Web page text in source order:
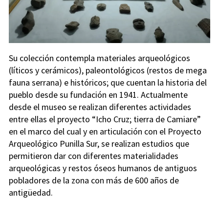
Su colección contempla materiales arqueológicos
(líticos y cerámicos), paleontológicos (restos de mega
fauna serrana) e históricos; que cuentan la historia del
pueblo desde su fundación en 1941. Actualmente
desde el museo se realizan diferentes actividades
entre ellas el proyecto “Icho Cruz; tierra de Camiare”
en el marco del cual y en articulación con el Proyecto
Arqueológico Punilla Sur, se realizan estudios que
permitieron dar con diferentes materialidades
arqueológicas y restos óseos humanos de antiguos
pobladores de la zona con más de 600 años de
antigüedad.